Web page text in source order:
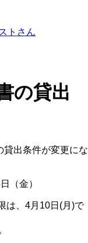
トさん
の貸出
貸出条件が変更にな
（金）
は、4月10日(月)で